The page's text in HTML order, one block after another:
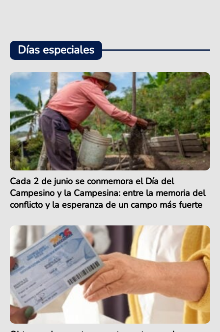
Días especiales
Cada 2 de junio se conmemora el Día del
Campesino y la Campesina: entre la memoria del
conflicto y la esperanza de un campo más fuerte